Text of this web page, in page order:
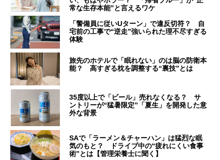
常な生存本能”と言えるワケ
「警備員に従いUターン」で違反切符？ 自
宅前の工事で“逆走”強いられた理不尽すぎる
体験
旅先のホテルで「眠れない」のは脳の防衛本
能？ 高すぎる枕を調整する“裏技”とは
35度以上で「ビール」売れなくなる？ サ
ントリーが“猛暑限定”「夏生」を開発した意
外な背景
SAで「ラーメン＆チャーハン」は猛烈な眠
気のもと？ ドライブ中の“疲れにくい食事
術”とは【管理栄養士に聞く】